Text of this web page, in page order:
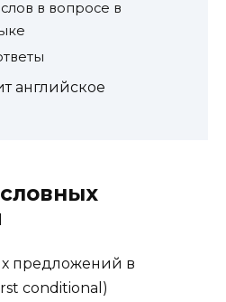
в вопросе в
английское
предложений в
conditional)